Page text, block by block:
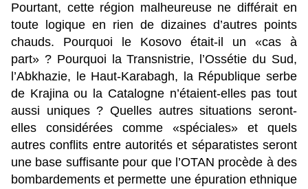
Pourtant, cette région malheureuse ne différait en
toute logique en rien de dizaines d’autres points
chauds. Pourquoi le Kosovo était-il un «cas à
part» ? Pourquoi la Transnistrie, l’Ossétie du Sud,
l’Abkhazie, le Haut-Karabagh, la République serbe
de Krajina ou la Catalogne n’étaient-elles pas tout
aussi uniques ? Quelles autres situations seront-
elles considérées comme «spéciales» et quels
autres conflits entre autorités et séparatistes seront
une base suffisante pour que l’OTAN procède à des
bombardements et permette une épuration ethnique